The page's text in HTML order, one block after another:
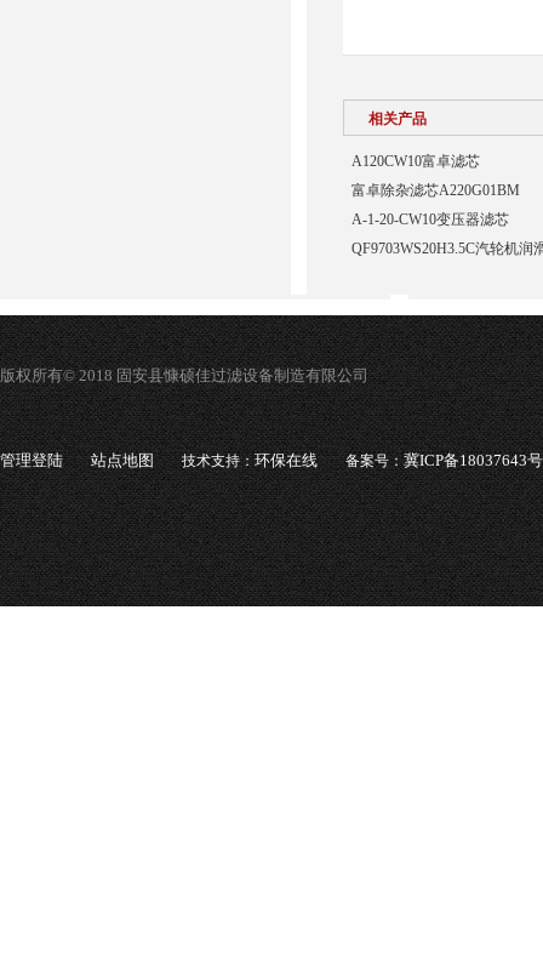
相关产品
A120CW10富卓滤芯
富卓除杂滤芯A220G01BM
A-1-20-CW10变压器滤芯
QF9703WS20H3.5C汽轮机润
版权所有© 2018 固安县慷硕佳过滤设备制造有限公司
管理登陆 站点地图 技术支持：环保在线 备案号：冀ICP备18037643